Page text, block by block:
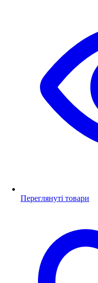
Переглянуті товари